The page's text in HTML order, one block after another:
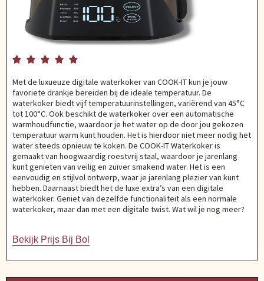
    
Met de luxueuze digitale waterkoker van COOK-IT kun je jouw
favoriete drankje bereiden bij de ideale temperatuur. De
waterkoker biedt vijf temperatuurinstellingen, variërend van 45°C
tot 100°C. Ook beschikt de waterkoker over een automatische
warmhoudfunctie, waardoor je het water op de door jou gekozen
temperatuur warm kunt houden. Het is hierdoor niet meer nodig het
water steeds opnieuw te koken. De COOK-IT Waterkoker is
gemaakt van hoogwaardig roestvrij staal, waardoor je jarenlang
kunt genieten van veilig en zuiver smakend water. Het is een
eenvoudig en stijlvol ontwerp, waar je jarenlang plezier van kunt
hebben. Daarnaast biedt het de luxe extra’s van een digitale
waterkoker. Geniet van dezelfde functionaliteit als een normale
waterkoker, maar dan met een digitale twist. Wat wil je nog meer?
Bekijk Prijs Bij Bol